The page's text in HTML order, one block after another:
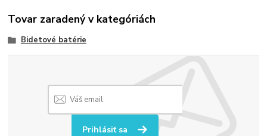
Tovar zaradený v kategóriách
Bidetové batérie
Prihlásiť sa